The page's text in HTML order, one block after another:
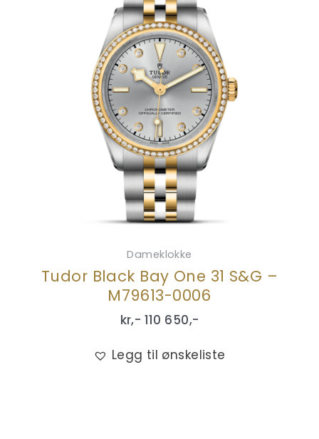
Dameklokke
Tudor Black Bay One 31 S&G –
M79613-0006
kr,- 110 650,-
Legg til ønskeliste